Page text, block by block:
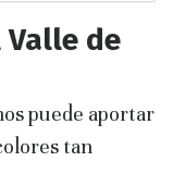
de
puede aportar
tan